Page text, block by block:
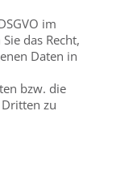
im
das Recht,
Daten in
bzw. die
zu